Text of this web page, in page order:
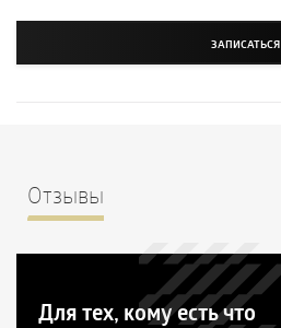
ЗАПИСАТЬСЯ
Отзывы
Для тех, кому есть что